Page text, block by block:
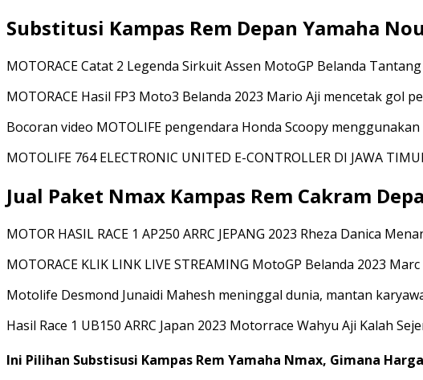
Substitusi Kampas Rem Depan Yamaha
MOTORACE Catat 2 Legenda Sirkuit Assen MotoGP Belanda
MOTORACE Hasil FP3 Moto3 Belanda 2023 Mario Aji mencetak gol
Bocoran video MOTOLIFE pengendara Honda Scoopy
MOTOLIFE 764 ELECTRONIC UNITED E-CONTROLLER DI JAWA
Jual Paket Nmax Kampas Rem Cakram
MOTOR HASIL RACE 1 AP250 ARRC JEPANG 2023 Rheza Danica
MOTORACE KLIK LINK LIVE STREAMING MotoGP Belanda 2023
Motolife Desmond Junaidi Mahesh meninggal dunia, mantan
Hasil Race 1 UB150 ARRC Japan 2023 Motorrace Wahyu Aji Kalah
Ini Pilihan Substisusi Kampas Rem Yamaha Nmax, Gimana